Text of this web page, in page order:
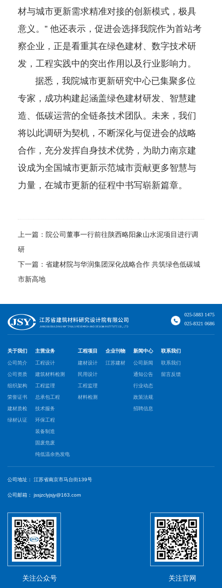
材与城市更新需求精准对接的创新模式，极具
意义。” 他还表示，促进会选择我院作为首站考
察企业，正是看重其在绿色建材、数字技术研
发，工程实践中的突出作用以及行业影响力。
据悉，我院城市更新研究中心已集聚多位
专家，成功构建起涵盖绿色建材研发、智慧建
造、低碳运营的全链条技术团队。未来，我们
将以此调研为契机，不断深化与促进会的战略
合作，充分发挥自身技术优势，为助力南京建
设成为全国城市更新示范城市贡献更多智慧与
力量，在城市更新的征程中书写崭新篇章。
上一篇： 院公司董事一行前往陕西略阳象山水泥项目进行调
研
下一篇： 省建材院与华润集团深化战略合作 共筑绿色低碳城
市新高地
025-5883 1475
025-8321 0686
关于我们
公司简介
公司资质
组织架构
荣誉证书
建材质检
绿材认证
主营业务
工程设计
建筑材料检测
工程监理
总承包工程
技术服务
环保工程
装备制造
固废危废
纯低温余热发电
工程项目
建材设计
民用设计
工程监理
材料检测
企业刊物
江苏建材
新闻中心
公司新闻
通知公告
行业动态
政策法规
招聘信息
联系我们
联系我们
留言反馈
公司地址： 江苏省南京市马台街139号
公司邮箱： jssjzclyjsjy@163.com
关注公众号 关注官网